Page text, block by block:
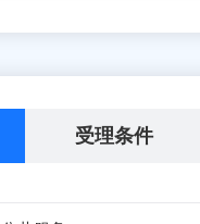
受理条件